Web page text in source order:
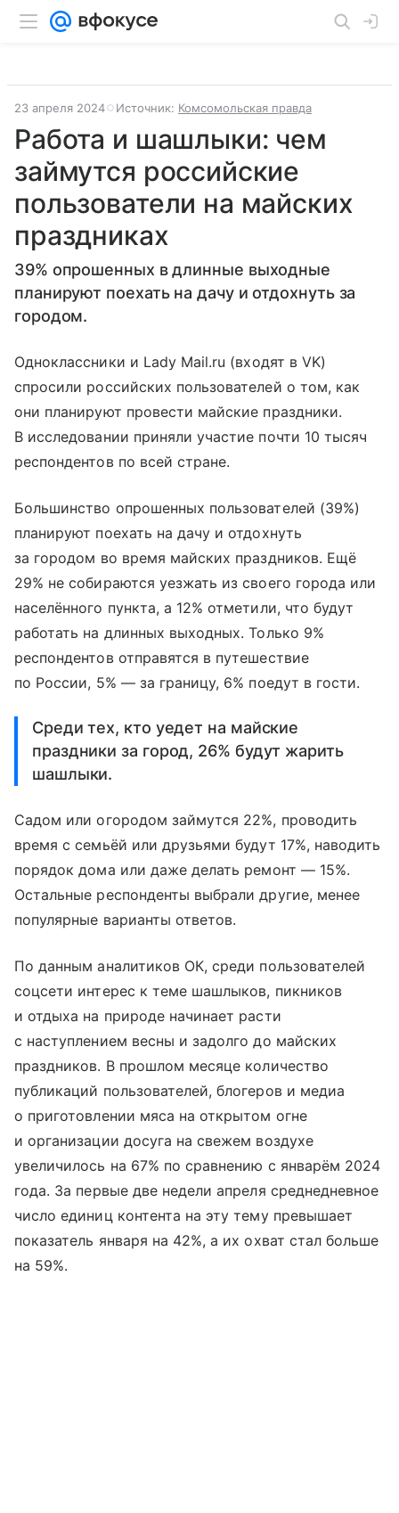
23 апреля 2024 Источник: Комсомольская правда
Работа и шашлыки: чем
займутся российские
пользователи на майских
праздниках
39% опрошенных в длинные выходные
планируют поехать на дачу и отдохнуть за
городом.
Одноклассники и Lady Mail.ru (входят в VK)
спросили российских пользователей о том, как
они планируют провести майские праздники.
В исследовании приняли участие почти 10 тысяч
респондентов по всей стране.
Большинство опрошенных пользователей (39%)
планируют поехать на дачу и отдохнуть
за городом во время майских праздников. Ещё
29% не собираются уезжать из своего города или
населённого пункта, а 12% отметили, что будут
работать на длинных выходных. Только 9%
респондентов отправятся в путешествие
по России, 5% — за границу, 6% поедут в гости.
Среди тех, кто уедет на майские
праздники за город, 26% будут жарить
шашлыки.
Садом или огородом займутся 22%, проводить
время с семьёй или друзьями будут 17%, наводить
порядок дома или даже делать ремонт — 15%.
Остальные респонденты выбрали другие, менее
популярные варианты ответов.
По данным аналитиков ОК, среди пользователей
соцсети интерес к теме шашлыков, пикников
и отдыха на природе начинает расти
с наступлением весны и задолго до майских
праздников. В прошлом месяце количество
публикаций пользователей, блогеров и медиа
о приготовлении мяса на открытом огне
и организации досуга на свежем воздухе
увеличилось на 67% по сравнению с январём 2024
года. За первые две недели апреля среднедневное
число единиц контента на эту тему превышает
показатель января на 42%, а их охват стал больше
на 59%.